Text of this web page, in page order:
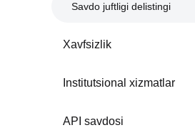
Savdo juftligi delistingi
Xavfsizlik
Institutsional xizmatlar
API savdosi